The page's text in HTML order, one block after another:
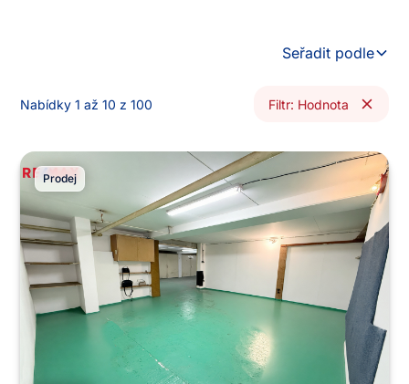
Seřadit podle
Nabídky 1 až10 z100 Filtr: Hodnota
Prodej